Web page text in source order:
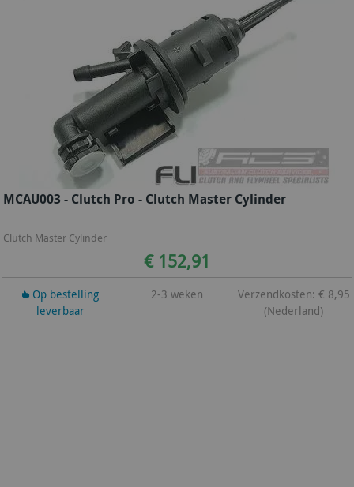
MCAU003 - Clutch Pro - Clutch Master Cylinder
Clutch Master Cylinder
€ 152,91
Op bestelling
leverbaar
2-3 weken
Verzendkosten: € 8,95
(Nederland)